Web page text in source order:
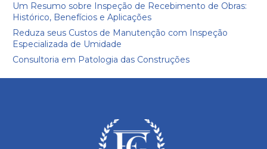
Um Resumo sobre Inspeção de Recebimento de Obras:
Histórico, Benefícios e Aplicações
Reduza seus Custos de Manutenção com Inspeção
Especializada de Umidade
Consultoria em Patologia das Construções